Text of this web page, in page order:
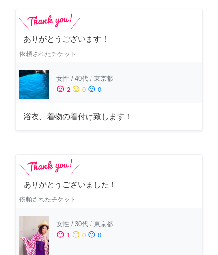
ありがとうございます！
依頼されたチケット
女性 / 40代 / 東京都
sentiment_satisfied 2 sentiment_neutral 0 sentiment_dissatisfied 0
浴衣、着物の着付け致します！
ありがとうございました！
依頼されたチケット
女性 / 30代 / 東京都
sentiment_satisfied 1 sentiment_neutral 0 sentiment_dissatisfied 0